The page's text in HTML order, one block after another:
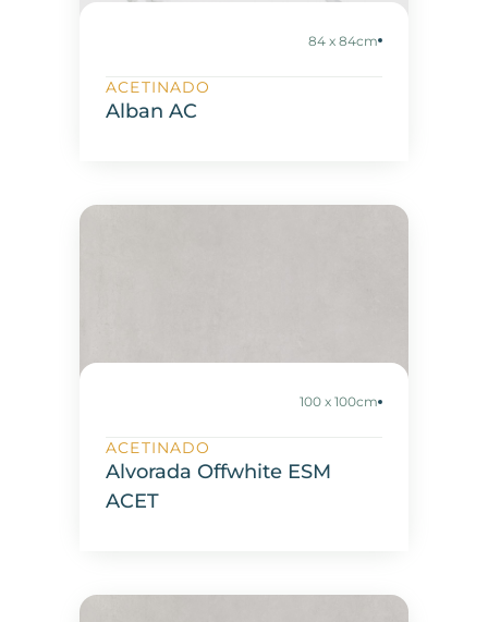
84 x 84cm
ACETINADO
Alban AC
100 x 100cm
ACETINADO
Alvorada Offwhite ESM
ACET